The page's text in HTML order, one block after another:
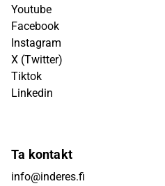
Youtube
Facebook
Instagram
X (Twitter)
Tiktok
Linkedin
Ta kontakt
info@inderes.fi